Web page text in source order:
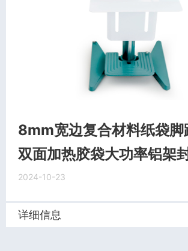
8mm宽边复合材料纸袋脚
双面加热胶袋大功率铝架
2024-10-23
详细信息